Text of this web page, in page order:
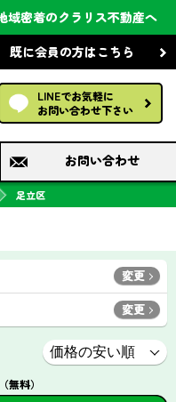
域密着のクラリス不動産へ
既に会員の方はこちら
LINEでお気軽に
お問い合わせ下さい
す
探す
お問い合わせ
足立区
変更
変更
料）